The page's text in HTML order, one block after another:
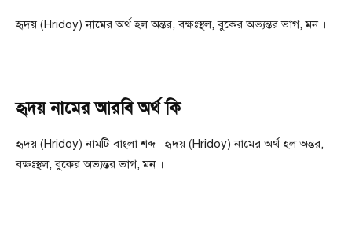
হৃদয় (Hridoy) নামের অর্থ হল অন্তর, বক্ষঃস্থল, বুকের অভ্যন্তর ভাগ, মন ।
হৃদয় নামের আরবি অর্থ কি
হৃদয় (Hridoy) নামটি বাংলা শব্দ। হৃদয় (Hridoy) নামের অর্থ হল অন্তর,
বক্ষঃস্থল, বুকের অভ্যন্তর ভাগ, মন ।